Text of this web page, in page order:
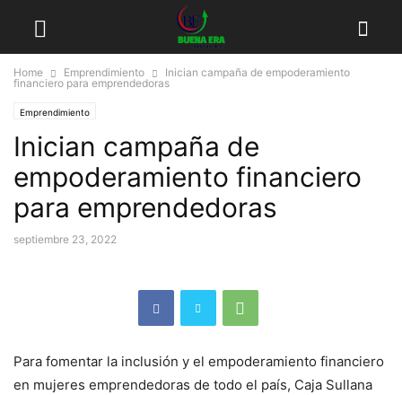
Home Emprendimiento
Inician campaña de empoderamiento
financiero para emprendedoras
Emprendimiento
Inician campaña de
empoderamiento financiero
para emprendedoras
septiembre 23, 2022
Para fomentar la inclusión y el empoderamiento financiero
en mujeres emprendedoras de todo el país, Caja Sullana